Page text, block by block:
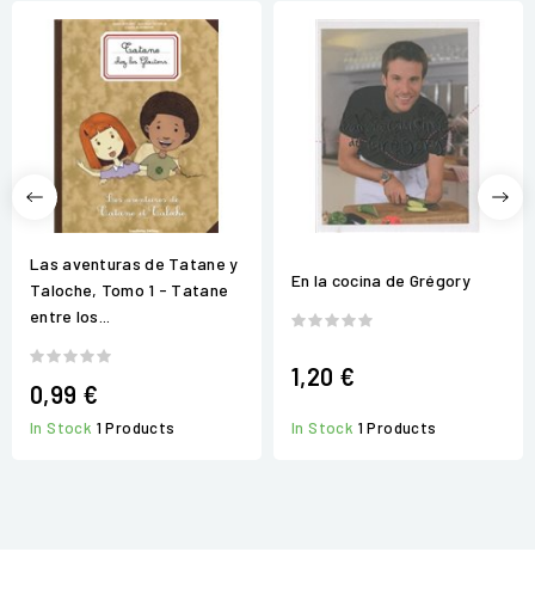
Las aventuras de Tatane y
Taloche, Tomo 1 - Tatane
entre los...
0,99 €
In Stock 1 Products
En la cocina de Grégory
1,20 €
In Stock 1 Products